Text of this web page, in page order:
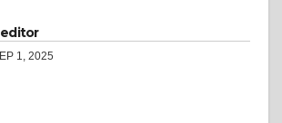
editor
1, 2025